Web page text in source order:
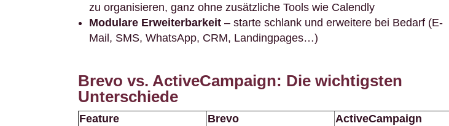
zu organisieren, ganz ohne zusätzliche Tools wie Calendly
Modulare Erweiterbarkeit– starte schlank und erweitere bei Bedarf (E-
Mail, SMS, WhatsApp, CRM, Landingpages…)
Brevo vs. ActiveCampaign: Die wichtigsten
Unterschiede
Feature Brevo
ActiveCampaign